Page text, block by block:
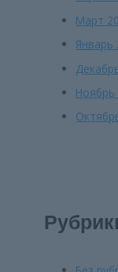
Март
Январь
Ноябрь